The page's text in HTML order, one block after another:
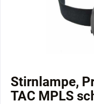
Stirnlampe,
TAC MPLS